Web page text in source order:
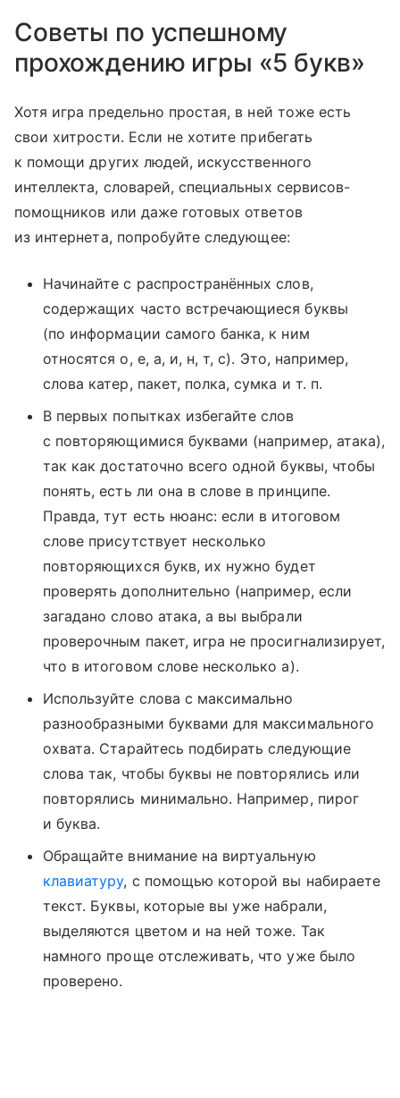
Советы по успешному
прохождению игры «5 букв»
Хотя игра предельно простая, в ней тоже есть
свои хитрости. Если не хотите прибегать
к помощи других людей, искусственного
интеллекта, словарей, специальных сервисов-
помощников или даже готовых ответов
из интернета, попробуйте следующее:
Начинайте с распространённых слов,
содержащих часто встречающиеся буквы
(по информации самого банка, к ним
относятся о, е, а, и, н, т, с). Это, например,
слова катер, пакет, полка, сумка и т. п.
В первых попытках избегайте слов
с повторяющимися буквами (например, атака),
так как достаточно всего одной буквы, чтобы
понять, есть ли она в слове в принципе.
Правда, тут есть нюанс: если в итоговом
слове присутствует несколько
повторяющихся букв, их нужно будет
проверять дополнительно (например, если
загадано слово атака, а вы выбрали
проверочным пакет, игра не просигнализирует,
что в итоговом слове несколько а).
Используйте слова с максимально
разнообразными буквами для максимального
охвата. Старайтесь подбирать следующие
слова так, чтобы буквы не повторялись или
повторялись минимально. Например, пирог
и буква.
Обращайте внимание на виртуальную
клавиатуру, с помощью которой вы набираете
текст. Буквы, которые вы уже набрали,
выделяются цветом и на ней тоже. Так
намного проще отслеживать, что уже было
проверено.